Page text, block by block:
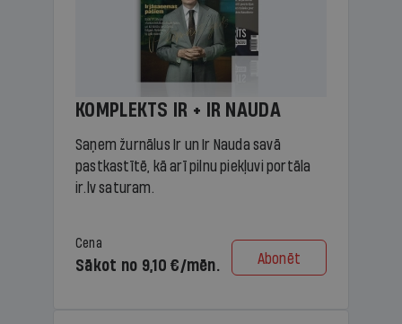
KOMPLEKTS IR + IR NAUDA
Saņem žurnālus Ir un Ir Nauda savā
pastkastītē, kā arī pilnu piekļuvi portāla
ir.lv saturam.
Cena
Sākot no 9,10 €/mēn. Abonēt